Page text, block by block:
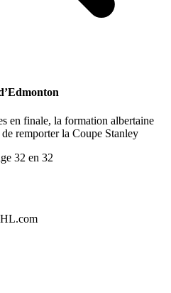
en finale, la formation albertaine
remporter la Coupe Stanley